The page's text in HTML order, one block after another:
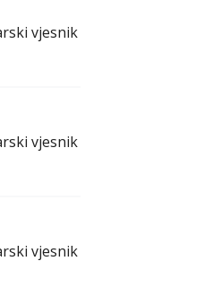
vjesnik - 3.7.2026.
vjesnik - 26.6.2026.
vjesnik - 19.6.2026.